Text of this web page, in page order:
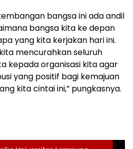
bangsa ini ada andil
bangsa kita ke depan
yang kita kerjakan hari ini.
mencurahkan seluruh
kepada organisasi kita agar
yang positif bagi kemajuan
kita cintai ini,” pungkasnya.